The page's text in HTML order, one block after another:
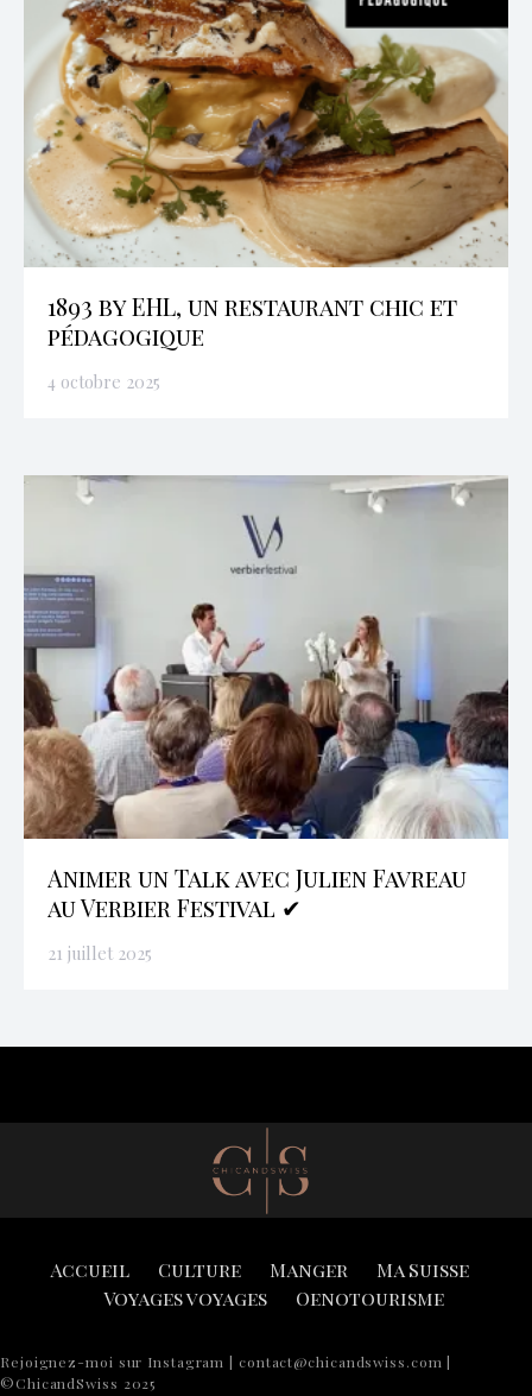
1893 by EHL, un restaurant chic et
pédagogique
4 octobre 2025
Animer un Talk avec Julien Favreau
au Verbier Festival ✔
21 juillet 2025
Accueil Culture Manger
Ma Suisse
Voyages voyages
Oenotourisme
Rejoignez-moi sur Instagram | contact@chicandswiss.com |
©ChicandSwiss 2025